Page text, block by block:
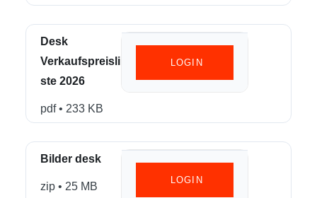
Desk
Verkaufspreisli
ste 2026
pdf• 233 KB
LOGIN
Bilder desk
zip • 25 MB
LOGIN